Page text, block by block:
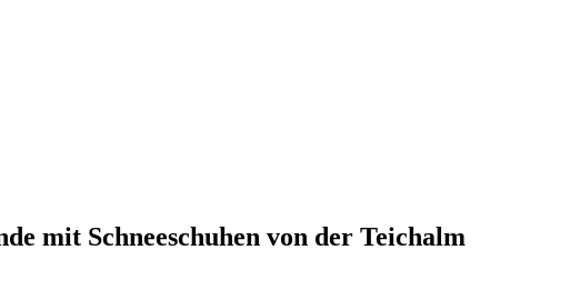
mit Schneeschuhen von der Teichalm